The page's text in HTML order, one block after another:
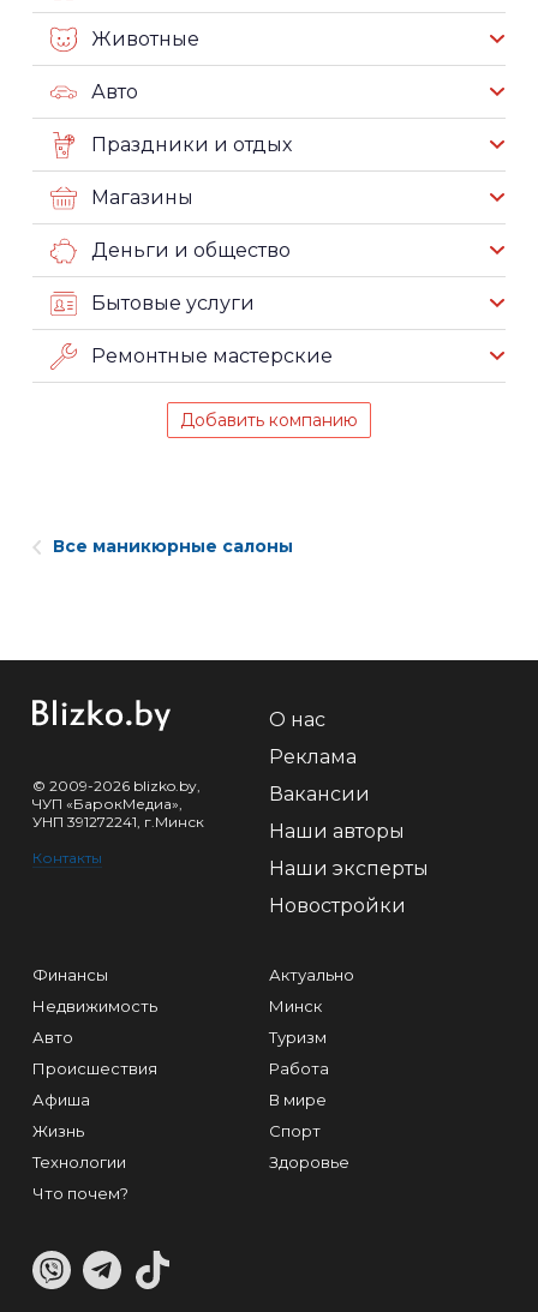
Животные
Авто
Праздники и отдых
Магазины
Деньги и общество
Бытовые услуги
Ремонтные мастерские
Добавить компанию
Все маникюрные салоны
© 2009-2026 blizko.by,
ЧУП «БарокМедиа»,
УНП 391272241, г.Минск
Контакты
О нас
Реклама
Вакансии
Наши авторы
Наши эксперты
Новостройки
Финансы
Недвижимость
Авто
Происшествия
Афиша
Жизнь
Технологии
Что почем?
Актуально
Минск
Туризм
Работа
В мире
Спорт
Здоровье